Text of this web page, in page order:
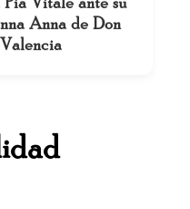
Anna de Don